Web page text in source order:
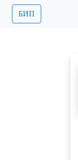
БИП